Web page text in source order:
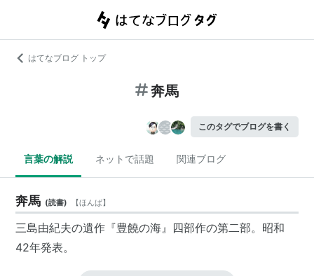
はてなブログ トップ
奔馬
このタグでブログを書く
言葉の解説 ネットで話題 関連ブログ
奔馬 (読書) 【ほんば】
三島由紀夫の遺作『豊饒の海』四部作の第二部。昭和
42年発表。